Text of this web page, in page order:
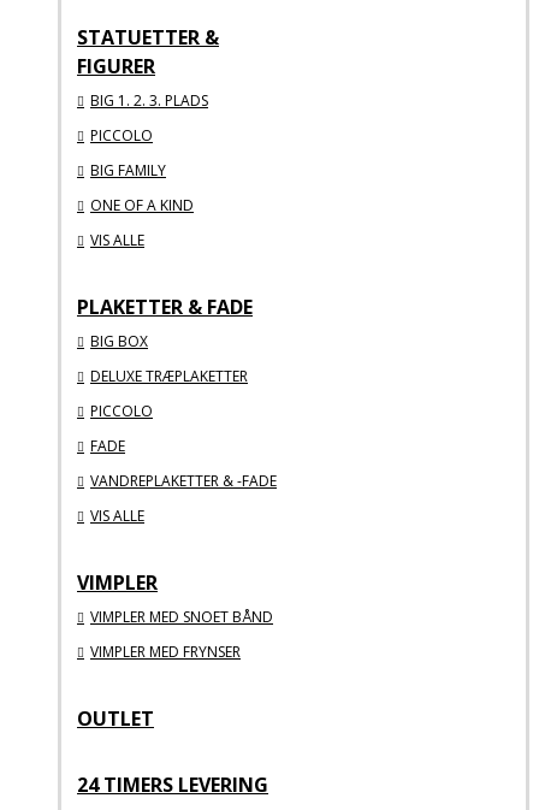
STATUETTER &
FIGURER
BIG 1. 2. 3. PLADS
PICCOLO
BIG FAMILY
ONE OF A KIND
VIS ALLE
PLAKETTER & FADE
BIG BOX
DELUXE TRÆPLAKETTER
PICCOLO
FADE
VANDREPLAKETTER & -FADE
VIS ALLE
VIMPLER
VIMPLER MED SNOET BÅND
VIMPLER MED FRYNSER
OUTLET
24 TIMERS LEVERING